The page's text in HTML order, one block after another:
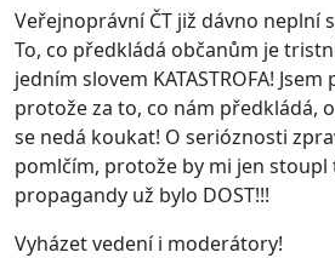
Veřejnoprávní ČT již dávno neplní
To, co předkládá občanům je
jedním slovem KATASTROFA!
protože za to, co nám předkládá,
se nedá koukat! O serióznosti
pomlčím, protože by mi jen stoupl
propagandy už bylo DOST!!!
Vyházet vedení i moderátory!